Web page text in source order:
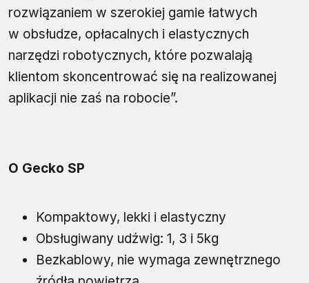
rozwiązaniem w szerokiej gamie łatwych
w obsłudze, opłacalnych i elastycznych
narzędzi robotycznych, które pozwalają
klientom skoncentrować się na realizowanej
aplikacji nie zaś na robocie”.
O Gecko SP
Kompaktowy, lekki i elastyczny
Obsługiwany udźwig: 1, 3 i 5kg
Bezkablowy, nie wymaga zewnętrznego